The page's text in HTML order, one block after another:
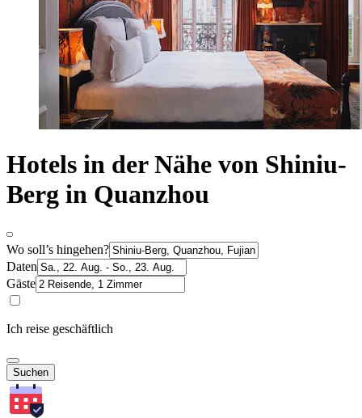
Hotels in der Nähe von Shiniu-
Berg in Quanzhou
Wo soll’s hingehen?
Daten
Gäste
Ich reise geschäftlich
Suchen